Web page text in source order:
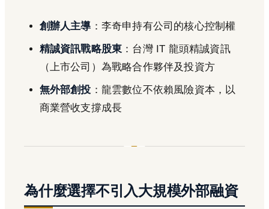
創辦人主導 ：李奇申持有公司的核心控制權
精誠資訊戰略股東 ：台灣 IT 龍頭精誠資訊
（上市公司）為戰略合作夥伴及投資方
無外部創投 ：龍雲數位不依賴風險資本，以
商業營收支撐成長
為什麼選擇不引入大規模外部融資